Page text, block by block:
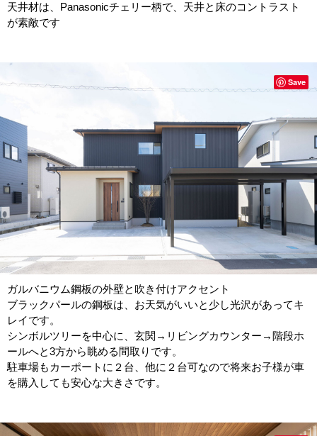
天井材は、Panasonicチェリー柄で、天井と床のコントラスト
が素敵です
ガルバニウム鋼板の外壁と吹き付けアクセント
ブラックパールの鋼板は、お天気がいいと少し光沢があってキ
レイです。
シンボルツリーを中心に、玄関→リビングカウンター→階段ホ
ールへと3方から眺める間取りです。
駐車場もカーポートに２台、他に２台可なので将来お子様が車
を購入しても安心な大きさです。
Save